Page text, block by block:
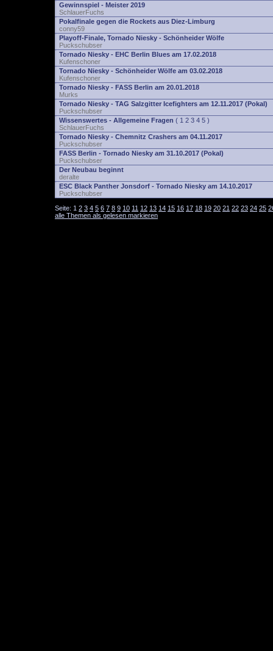
Gewinnspiel - Meister 2019
SchlauerFuchs
Pokalfinale gegen die Rockets aus Diez-Limburg
conny59
Playoff-Finale, Tornado Niesky - Schönheider Wölfe
Puckschubser
Tornado Niesky - EHC Berlin Blues am 17.02.2018
Kufenschoner
Tornado Niesky - Schönheider Wölfe am 03.02.2018
Kufenschoner
Tornado Niesky - FASS Berlin am 20.01.2018
Murks
Tornado Niesky - TAG Salzgitter Icefighters am 12.11.2017 (Pokal)
Puckschubser
Wissenswertes - Allgemeine Fragen ( 1 2 3 4 5 )
SchlauerFuchs
Tornado Niesky - Chemnitz Crashers am 04.11.2017
Puckschubser
FASS Berlin - Tornado Niesky am 31.10.2017 (Pokal)
Puckschubser
Der Neubau beginnt
deralte
ESC Black Panther Jonsdorf - Tornado Niesky am 14.10.2017
Puckschubser
Seite: 1 2 3 4 5 6 7 8 9 10 11 12 13 14 15 16 17 18 19 20 21 22 23 24 25
alle Themen als gelesen markieren